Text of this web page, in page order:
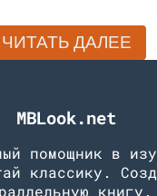
ЧИТАТЬ ДАЛЕЕ
MBLook.net
помощник в
классику.
книгу.